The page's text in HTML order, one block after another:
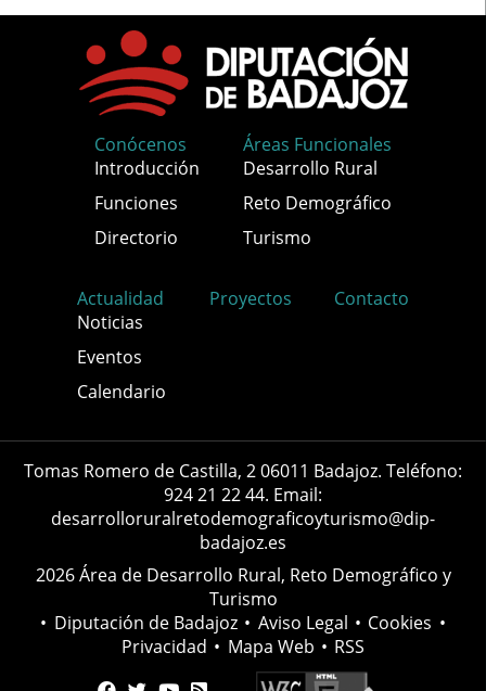
Conócenos
Introducción
Funciones
Directorio
Áreas Funcionales
Desarrollo Rural
Reto Demográfico
Turismo
Actualidad
Noticias
Eventos
Calendario
Proyectos Contacto
Tomas Romero de Castilla, 2 06011 Badajoz. Teléfono:
924 21 22 44. Email:
desarrolloruralretodemograficoyturismo@dip-
badajoz.es
2026 Área de Desarrollo Rural, Reto Demográfico y
Turismo
• Diputación de Badajoz • Aviso Legal • Cookies •
Privacidad • Mapa Web • RSS